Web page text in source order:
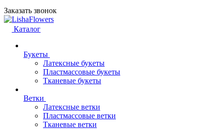
Заказать звонок
Каталог
Букеты
Латексные букеты
Пластмассовые букеты
Тканевые букеты
Ветки
Латексные ветки
Пластмассовые ветки
Тканевые ветки